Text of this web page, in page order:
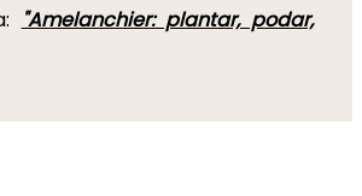
"Amelanchier: plantar, podar,